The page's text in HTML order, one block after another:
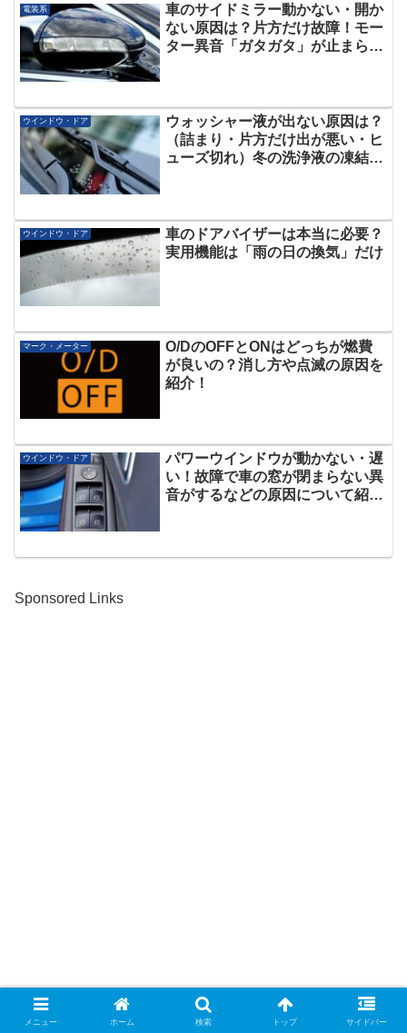
電装系
車のサイドミラー動かない・開か
ない原因は？片方だけ故障！モー
ター異音「ガタガタ」が止まらな
ウインドウ・ドア
ウォッシャー液が出ない原因は？
（詰まり・片方だけ出が悪い・ヒ
ューズ切れ）冬の洗浄液の凍結対
ウインドウ・ドア
車のドアバイザーは本当に必要？
実用機能は「雨の日の換気」だけ
マーク・メーター
O/DのOFFとONはどっちが燃費
が良いの？消し方や点滅の原因を
紹介！
ウインドウ・ドア
パワーウインドウが動かない・遅
い！故障で車の窓が閉まらない異
音がするなどの原因について紹
Sponsored Links
メニュー ホーム 検索 トップ サイドバー